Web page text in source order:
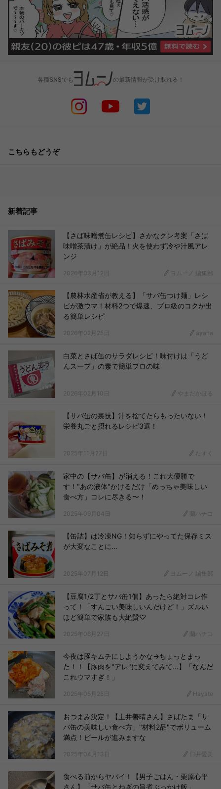
各種SNSでも の最新情報が受け取れる！
こちらもどうぞ
新着記事
【さば味噌煮缶レシピ】さかなクン考案「さば
味噌茶漬け」が絶品！火を使わず冷や汁風アレ
ンジ
2026年03月12日 ヨムーノ 編集部
【農林水産省が教える】「サバ缶つけ麺」レシ
ピが激ウマ！材料2つで爆速、プロ級のコクが出
る簡単レシピ
2026年02月25日 ayana
白菜とさば缶のサラダレシピ！味付けは「うど
んスープ」の素で簡単プロの味
2026年02月10日 やまだかほる
【サバ缶の裏技】汁を捨てたらもったいない！
栄養丸ごと摂れるレシピ3選！
2025年11月27日 たすく
家中の【サバ缶】が消える！これ大優勝で
す！"あの液体"かけるだけ「めっちゃ美味しい
食べ方」コレに尽きる〜！
2025年09月04日 蘭ハチコ
【缶詰】は冷凍NG！知らずにやってた保存ミス
が大変なことに...
2025年07月12日 ヨムーノ 編集部
【豆腐1/2丁とサバ缶1個】あったら絶対コレ作
って！「すんごい美味しいんだけど！」ズルい
ほど簡単で家族も大絶賛♡
2025年06月27日 蘭ハチコ
今夜は豚キムチにしようかな→ちょっとまっ
た！！【豚肉を"アレ"に変えてみて…】「なんだ
これウマすぎ！」
2025年05月25日 Hayate
おつまみ決定！【土井善晴さん】さばたま「サ
バ缶の美味しい食べ方」"材料2品"でボリューム
満点！ビールが進みますな
2025年04月13日 臼井愛美
食べる前からヤバイ！【男子ごはん・栗原心平
さん】「サバ缶とねぎの旨煮ぶっかけ飯」